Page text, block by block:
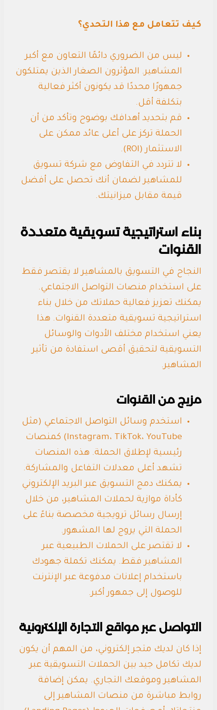
كيف تتعامل مع هذا التحدي؟
ليس من الضروري دائمًا التعاون مع أكبر
المشاهير. المؤثرون الصغار الذين يمتلكون
جمهورًا محددًا قد يكونون أكثر فعالية
بتكلفة أقل.
قم بتحديد أهدافك بوضوح وتأكد من أن
الحملة تركز على أعلى عائد ممكن على
الاستثمار (ROI).
لا تتردد في التفاوض مع شركة تسويق
للمشاهير لضمان أنك تحصل على أفضل
قيمة مقابل ميزانيتك.
بناء استراتيجية تسويقية متعددة
القنوات
النجاح في التسويق بالمشاهير لا يقتصر فقط
على استخدام منصات التواصل الاجتماعي.
يمكنك تعزيز فعالية حملاتك من خلال بناء
استراتيجية تسويقية متعددة القنوات. هذا
يعني استخدام مختلف الأدوات والوسائل
التسويقية لتحقيق أقصى استفادة من تأثير
المشاهير.
مزيج من القنوات
استخدم وسائل التواصل الاجتماعي (مثل
Instagram، TikTok، YouTube) كمنصات
رئيسية لإطلاق الحملة. هذه المنصات
تشهد أعلى معدلات التفاعل والمشاركة.
يمكنك دمج التسويق عبر البريد الإلكتروني
كأداة موازية لحملات المشاهير، من خلال
إرسال رسائل ترويجية مخصصة بناءً على
الحملة التي يروج لها المشهور.
لا تقتصر على الحملات الطبيعية عبر
المشاهير فقط. يمكنك تكملة جهودك
باستخدام إعلانات مدفوعة عبر الإنترنت
للوصول إلى جمهور أكبر.
التواصل عبر مواقع التجارة الإلكترونية
إذا كان لديك متجر إلكتروني، من المهم أن يكون
لديك تكامل جيد بين الحملات التسويقية عبر
المشاهير وموقعك التجاري. يمكن إضافة
روابط مباشرة من منصات المشاهير إلى